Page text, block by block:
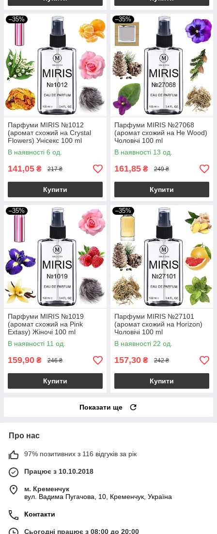
–35%
Парфуми MIRIS №1012
(аромат схожий на Crystal
Flowers) Унісекс 100 ml
В наявності 6 од.
141,05 ₴ 217 ₴
Купити
–35%
Парфуми MIRIS №27068
(аромат схожий на He Wood)
Чоловічі 100 ml
В наявності 13 од.
161,85 ₴ 249 ₴
Купити
–35%
Парфуми MIRIS №1019
(аромат схожий на Pink
Extasy) Жіночі 100 ml
В наявності 11 од.
159,90 ₴ 246 ₴
Купити
–35%
Парфуми MIRIS №27101
(аромат схожий на Horizon)
Чоловічі 100 ml
В наявності 22 од.
157,30 ₴ 242 ₴
Купити
Показати ще
Про нас
97% позитивних з 116 відгуків за рік
Працює з 10.10.2018
м. Кременчук
вул. Вадима Пугачова, 10, Кременчук, Україна
Контакти
Сьогодні працює з 08:00 до 20:00